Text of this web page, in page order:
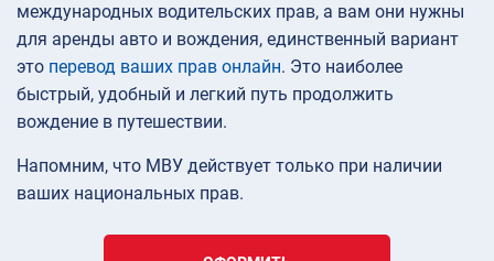
международных водительских прав, а вам они нужны
для аренды авто и вождения, единственный вариант
это перевод ваших прав онлайн. Это наиболее
быстрый, удобный и легкий путь продолжить
вождение в путешествии.
Напомним, что МВУ действует только при наличии
ваших национальных прав.